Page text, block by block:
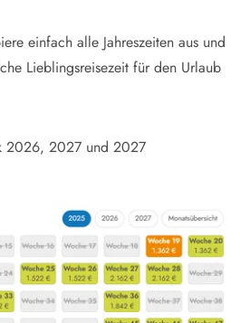
einfach alle Jahreszeiten aus und
Lieblingsreisezeit für den Urlaub
2026, 2027 und 2027